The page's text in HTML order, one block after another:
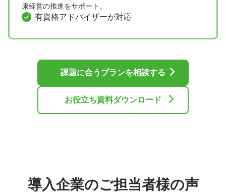
康経営の推進をサポート。
有資格アドバイザーが対応
課題に合うプランを相談する
お役立ち資料ダウンロード
導入企業のご担当者様の声